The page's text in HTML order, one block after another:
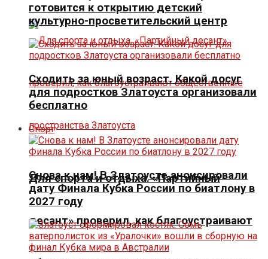
Для спорта и отдыха. «Партийный
десант» проверил, как благоустраивают
готовится к открытию детский
культурно-просветительский центр
Сходить за юный возраст. Какой досуг
для подростков Златоуста организовали
бесплатно
Спорт
Снова к нам! В Златоусте анонсировали
дату Финала Кубка России по биатлону в
2027 году